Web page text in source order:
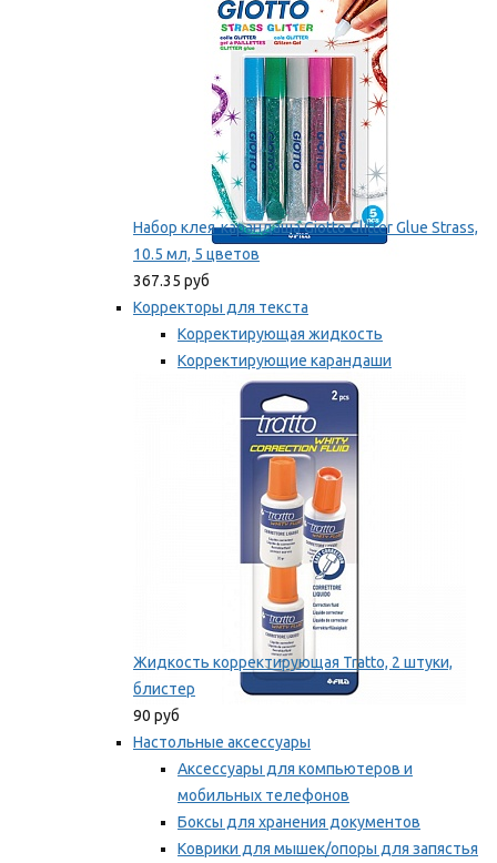
Набор клея-карандаша Giotto Glitter Glue Strass,
10.5 мл, 5 цветов
367.35 руб
Корректоры для текста
Корректирующая жидкость
Корректирующие карандаши
Корректирующие ленты
Мы рекомендуем
Жидкость корректирующая Tratto, 2 штуки,
блистер
90 руб
Настольные аксессуары
Аксессуары для компьютеров и
мобильных телефонов
Боксы для хранения документов
Коврики для мышек/опоры для запястья